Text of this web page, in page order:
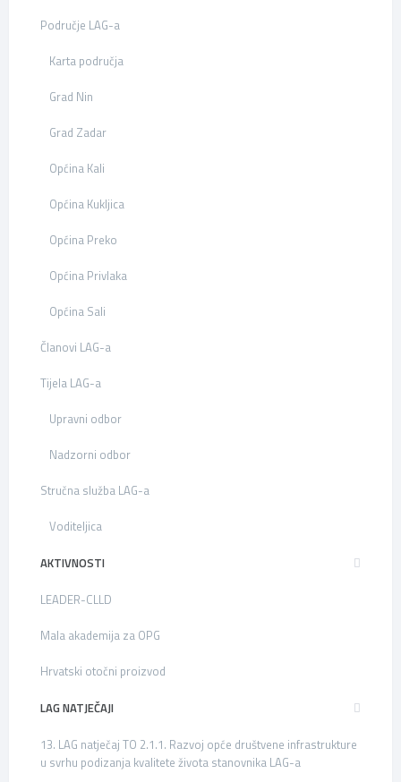
Područje LAG-a
Karta područja
Grad Nin
Grad Zadar
Općina Kali
Općina Kukljica
Općina Preko
Općina Privlaka
Općina Sali
Članovi LAG-a
Tijela LAG-a
Upravni odbor
Nadzorni odbor
Stručna služba LAG-a
Voditeljica
AKTIVNOSTI
LEADER-CLLD
Mala akademija za OPG
Hrvatski otočni proizvod
LAG NATJEČAJI
13. LAG natječaj TO 2.1.1. Razvoj opće društvene infrastrukture
u svrhu podizanja kvalitete života stanovnika LAG-a